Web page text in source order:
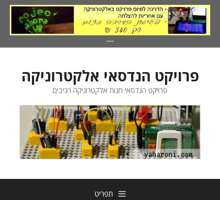
לדלג
לתוכן
פרויקט הנדסאי אלקטרוניקה
פרויקט הנדסאי חנות אלקטרוניקה רכיבים
תפריט